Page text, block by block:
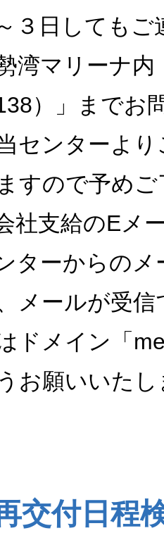
３日しても
湾マリーナ
）」までお
センターよ
すので予め
社支給のEメ
ターからの
メールが受
ドメイン「
お願いいた
交付日程